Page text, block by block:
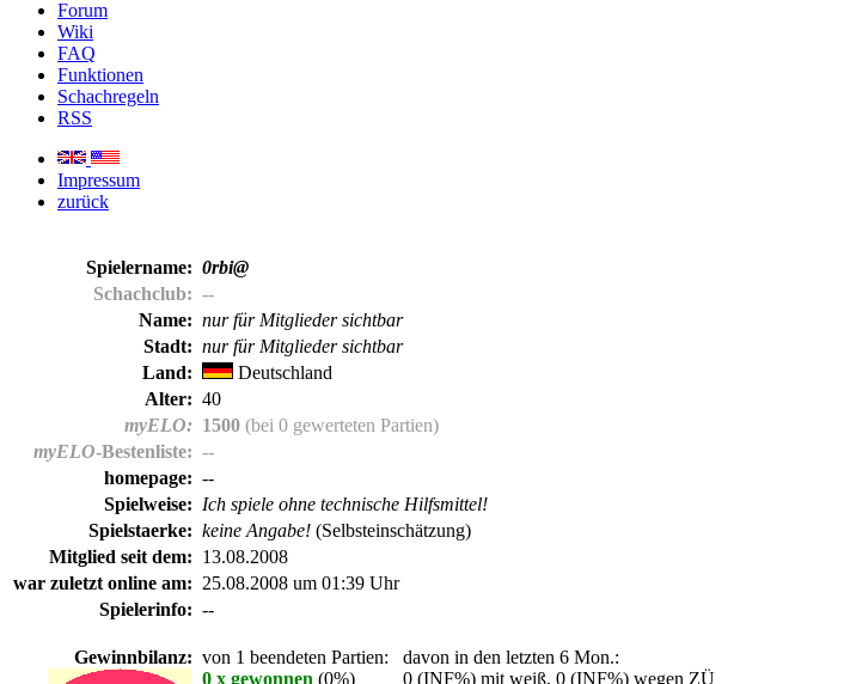
Forum
Wiki
FAQ
Funktionen
Schachregeln
RSS
Impressum
zurück
Spielername: 0rbi@
Schachclub: --
Name: nur für Mitglieder sichtbar
Stadt: nur für Mitglieder sichtbar
Land:
Deutschland
Alter: 40
myELO: 1500 (bei 0 gewerteten Partien)
myELO-Bestenliste: --
homepage: --
Spielweise: Ich spiele ohne technische Hilfsmittel!
Spielstaerke: keine Angabe! (Selbsteinschätzung)
Mitglied seit dem: 13.08.2008
war zuletzt online am: 25.08.2008 um 01:39 Uhr
Spielerinfo: --
Gewinnbilanz: von 1 beendeten Partien: davon in den letzten 6 Mon.:
0 x gewonnen (0%) 0 (INF%) mit weiß, 0 (INF%) wegen ZÜ